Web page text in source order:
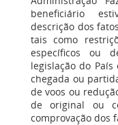
beneficiário
descrição dos
tais como
específicos ou
legislação do
chegada ou
de voos ou
de original ou
comprovação dos